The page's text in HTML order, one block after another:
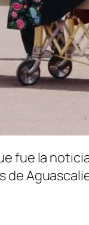
fue la
de